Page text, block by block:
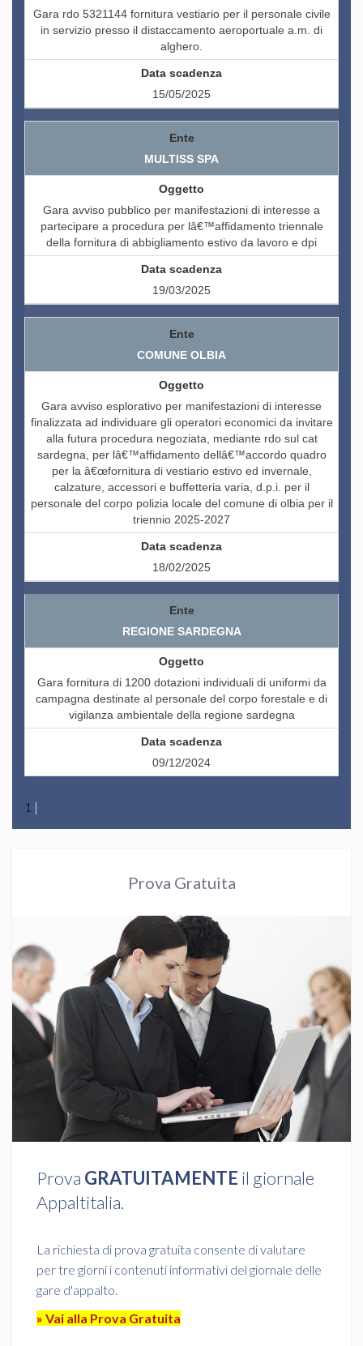
Gara rdo 5321144 fornitura vestiario per il personale civile
in servizio presso il distaccamento aeroportuale a.m. di
alghero.
15/05/2025
MULTISS SPA
Gara avviso pubblico per manifestazioni di interesse a
partecipare a procedura per lâ€™affidamento triennale
della fornitura di abbigliamento estivo da lavoro e dpi
19/03/2025
COMUNE OLBIA
Gara avviso esplorativo per manifestazioni di interesse
finalizzata ad individuare gli operatori economici da invitare
alla futura procedura negoziata, mediante rdo sul cat
sardegna, per lâ€™affidamento dellâ€™accordo quadro
per la â€œfornitura di vestiario estivo ed invernale,
calzature, accessori e buffetteria varia, d.p.i. per il
personale del corpo polizia locale del comune di olbia per il
triennio 2025-2027
18/02/2025
REGIONE SARDEGNA
Gara fornitura di 1200 dotazioni individuali di uniformi da
campagna destinate al personale del corpo forestale e di
vigilanza ambientale della regione sardegna
09/12/2024
1 |
Prova Gratuita
Prova GRATUITAMENTE il giornale
Appaltitalia.
La richiesta di prova gratuita consente di valutare
per tre giorni i contenuti informativi del giornale delle
gare d'appalto.
» Vai alla Prova Gratuita